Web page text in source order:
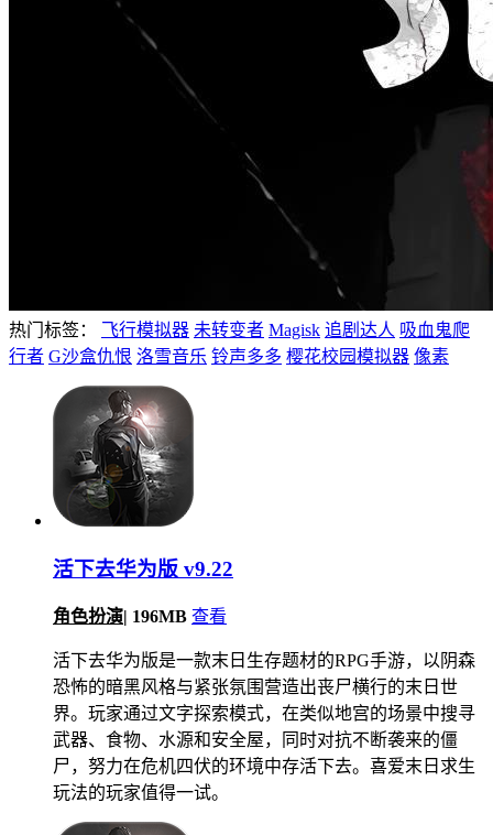
热门标签： 飞行模拟器 未转变者 Magisk 追剧达人 吸血鬼爬
行者 G沙盒仇恨 洛雪音乐 铃声多多 樱花校园模拟器 像素
活下去华为版 v9.22
角色扮演| 196MB 查看
活下去华为版是一款末日生存题材的RPG手游，以阴森
恐怖的暗黑风格与紧张氛围营造出丧尸横行的末日世
界。玩家通过文字探索模式，在类似地宫的场景中搜寻
武器、食物、水源和安全屋，同时对抗不断袭来的僵
尸，努力在危机四伏的环境中存活下去。喜爱末日求生
玩法的玩家值得一试。